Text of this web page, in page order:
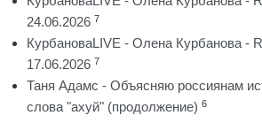
24.06.2026 7
КурбановаLIVE - Олена Курбанова -
17.06.2026 7
Таня Адамс - Объясняю россиянам
слова "ахуй" (продолжение) 6